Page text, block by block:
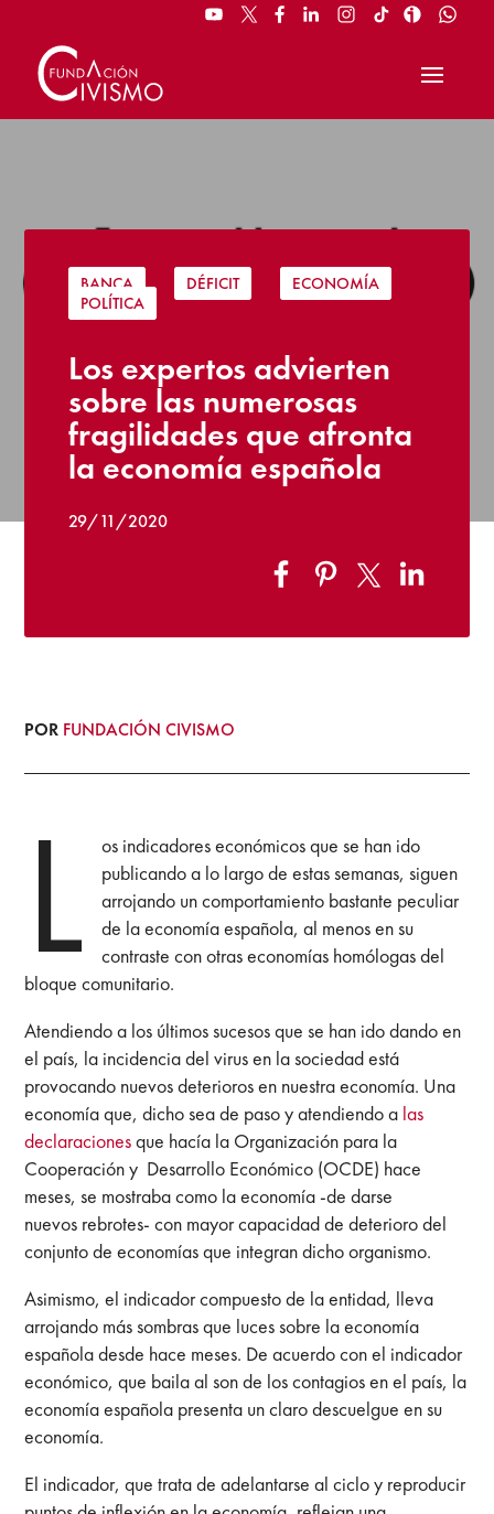
BANCA DÉFICIT ECONOMÍA
POLÍTICA
Los expertos advierten
sobre las numerosas
fragilidades que afronta
la economía española
29/11/2020
POR FUNDACIÓN CIVISMO
L
os indicadores económicos que se han ido
publicando a lo largo de estas semanas, siguen
arrojando un comportamiento bastante peculiar
de la economía española, al menos en su
contraste con otras economías homólogas del
bloque comunitario.
Atendiendo a los últimos sucesos que se han ido dando en
el país, la incidencia del virus en la sociedad está
provocando nuevos deterioros en nuestra economía. Una
economía que, dicho sea de paso y atendiendo a las
declaracionesque hacía la Organización para la
Cooperación y Desarrollo Económico (OCDE) hace
meses, se mostraba como la economía -de darse
nuevos rebrotes- con mayor capacidad de deterioro del
conjunto de economías que integran dicho organismo.
Asimismo, el indicador compuesto de la entidad, lleva
arrojando más sombras que luces sobre la economía
española desde hace meses. De acuerdo con el indicador
económico, que baila al son de los contagios en el país, la
economía española presenta un claro descuelgue en su
economía.
El indicador, que trata de adelantarse al ciclo y reproducir